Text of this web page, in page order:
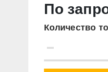
По
Количество